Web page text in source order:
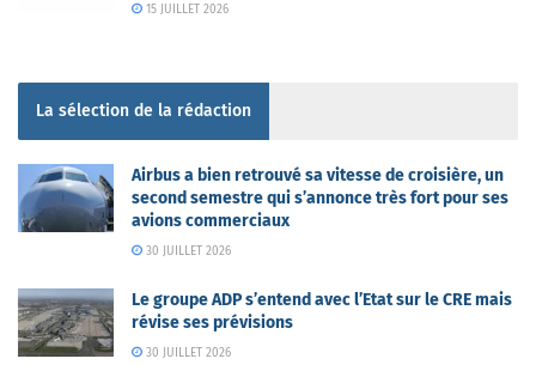
15 JUILLET 2026
La sélection de la rédaction
Airbus a bien retrouvé sa vitesse de croisière, un
second semestre qui s’annonce très fort pour ses
avions commerciaux
30 JUILLET 2026
Le groupe ADP s’entend avec l’Etat sur le CRE mais
révise ses prévisions
30 JUILLET 2026